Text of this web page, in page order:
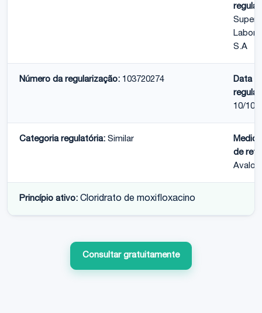
S.A
Número da regularização: 103720274
Data
10/10/
Categoria regulatória: Similar
de
Avalox
Princípio ativo: Cloridrato de moxifloxacino
Consultar gratuitamente